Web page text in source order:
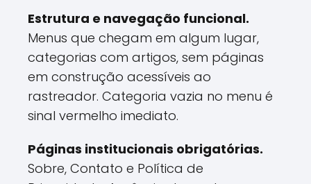
Estrutura e navegação funcional.
Menus que chegam em algum lugar,
categorias com artigos, sem páginas
em construção acessíveis ao
rastreador. Categoria vazia no menu é
sinal vermelho imediato.
Páginas institucionais obrigatórias.
Sobre, Contato e Política de